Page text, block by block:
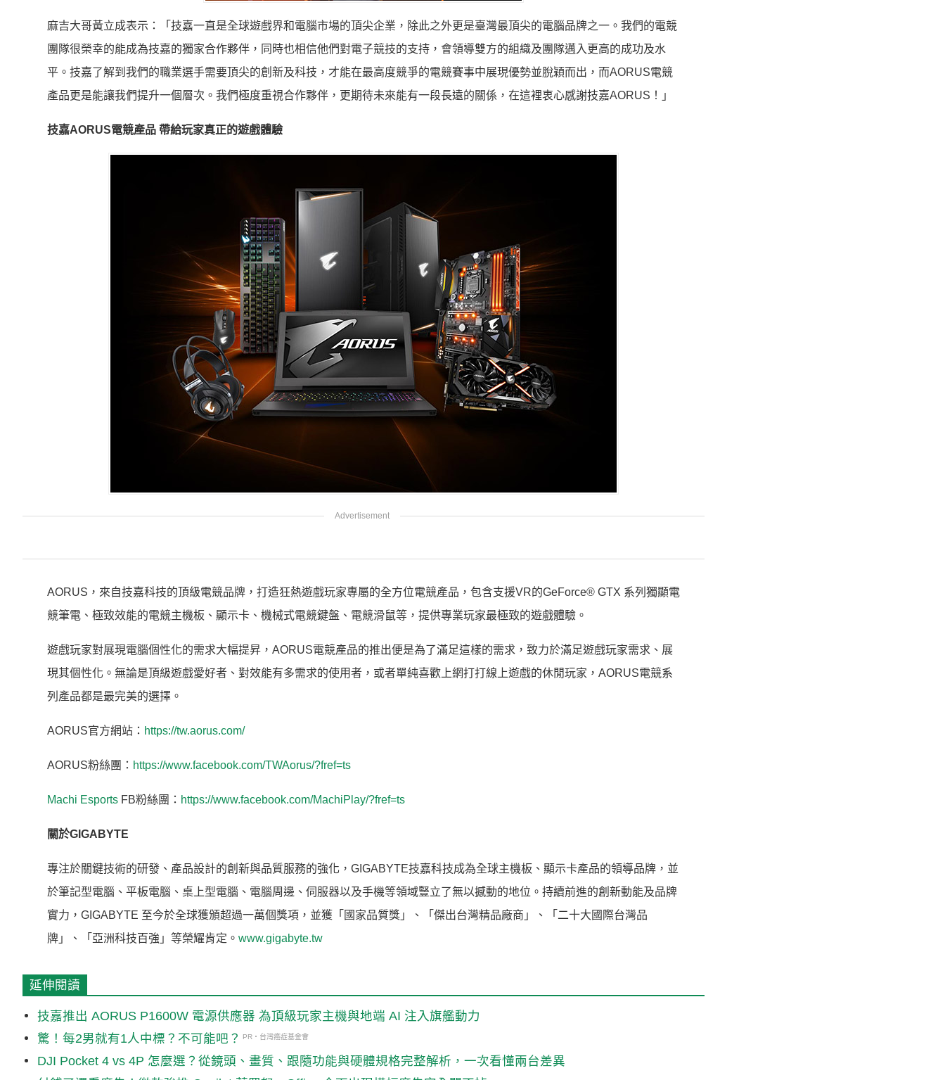
麻吉大哥黃立成表示：「技嘉一直是全球遊戲界和電腦市場的頂尖企業，除此之外更是臺灣最頂尖的電腦品牌之一。我們的電競
團隊很榮幸的能成為技嘉的獨家合作夥伴，同時也相信他們對電子競技的支持，會領導雙方的組織及團隊邁入更高的成功及水
平。技嘉了解到我們的職業選手需要頂尖的創新及科技，才能在最高度競爭的電競賽事中展現優勢並脫穎而出，而AORUS電競
產品更是能讓我們提升一個層次。我們極度重視合作夥伴，更期待未來能有一段長遠的關係，在這裡衷心感謝技嘉AORUS！」
技嘉AORUS電競產品 帶給玩家真正的遊戲體驗
AORUS，來自技嘉科技的頂級電競品牌，打造狂熱遊戲玩家專屬的全方位電競產品，包含支援VR的GeForce® GTX 系列獨顯電
競筆電、極致效能的電競主機板、顯示卡、機械式電競鍵盤、電競滑鼠等，提供專業玩家最極致的遊戲體驗。
遊戲玩家對展現電腦個性化的需求大幅提昇，AORUS電競產品的推出便是為了滿足這樣的需求，致力於滿足遊戲玩家需求、展
現其個性化。無論是頂級遊戲愛好者、對效能有多需求的使用者，或者單純喜歡上網打打線上遊戲的休閒玩家，AORUS電競系
列產品都是最完美的選擇。
AORUS官方網站： https://tw.aorus.com/
AORUS粉絲團： https://www.facebook.com/TWAorus/?fref=ts
Machi Esports FB粉絲團： https://www.facebook.com/MachiPlay/?fref=ts
關於GIGABYTE
專注於關鍵技術的研發、產品設計的創新與品質服務的強化，GIGABYTE技嘉科技成為全球主機板、顯示卡產品的領導品牌，並
於筆記型電腦、平板電腦、桌上型電腦、電腦周邊、伺服器以及手機等領域豎立了無以撼動的地位。持續前進的創新動能及品牌
實力，GIGABYTE 至今於全球獲頒超過一萬個獎項，並獲「國家品質獎」、「傑出台灣精品廠商」、「二十大國際台灣品
牌」、「亞洲科技百強」等榮耀肯定。 www.gigabyte.tw
延伸閱讀
技嘉推出 AORUS P1600W 電源供應器 為頂級玩家主機與地端 AI 注入旗艦動力
驚！每2男就有1人中標？不可能吧？
PR・台灣癌症基金會
DJI Pocket 4 vs 4P 怎麼選？從鏡頭、畫質、跟隨功能與硬體規格完整解析，一次看懂兩台差異